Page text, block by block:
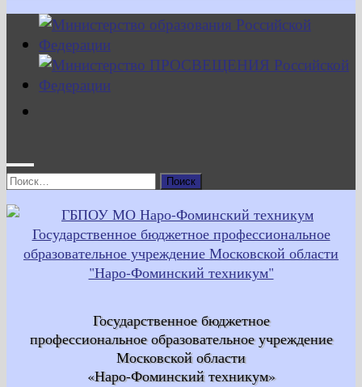
Найти:
Государственное бюджетное
профессиональное образовательное учреждение
Московской области
«Наро-Фоминский техникум»